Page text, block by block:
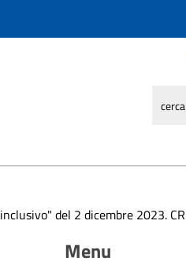
del 2 dicembre 2023.
Menu